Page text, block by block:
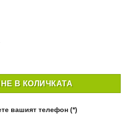
EXT YACHT SATIN 500ML
В КОЛИЧКАТА
вашият телефон (*)